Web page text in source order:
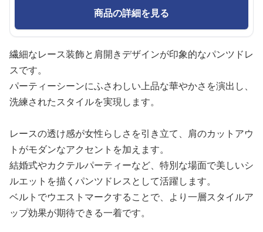
商品の詳細を見る
繊細なレース装飾と肩開きデザインが印象的なパンツドレ
スです。
パーティーシーンにふさわしい上品な華やかさを演出し、
洗練されたスタイルを実現します。
レースの透け感が女性らしさを引き立て、肩のカットアウ
トがモダンなアクセントを加えます。
結婚式やカクテルパーティーなど、特別な場面で美しいシ
ルエットを描くパンツドレスとして活躍します。
ベルトでウエストマークすることで、より一層スタイルア
ップ効果が期待できる一着です。